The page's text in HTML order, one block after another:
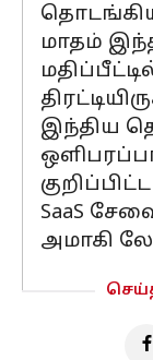
மாதம்
இந்திய
SaaS
அமாகி